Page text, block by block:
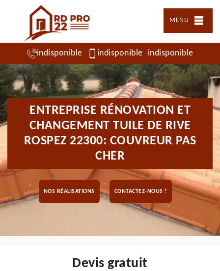
MENU
indisponible indisponible indisponible
ENTREPRISE RÉNOVATION ET
CHANGEMENT TUILE DE RIVE
ROSPEZ 22300: COUVREUR PAS
CHER
NOS RÉALISATIONS CONTACTEZ-NOUS !
Devis gratuit